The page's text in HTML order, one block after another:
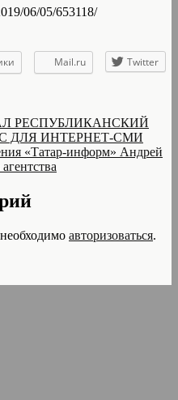
06/05/653118/
Mail.ru
Twitter
РЕСПУБЛИКАНСКИЙ
ДЛЯ ИНТЕРНЕТ-СМИ
«Татар-информ» Андрей
авторизоваться.